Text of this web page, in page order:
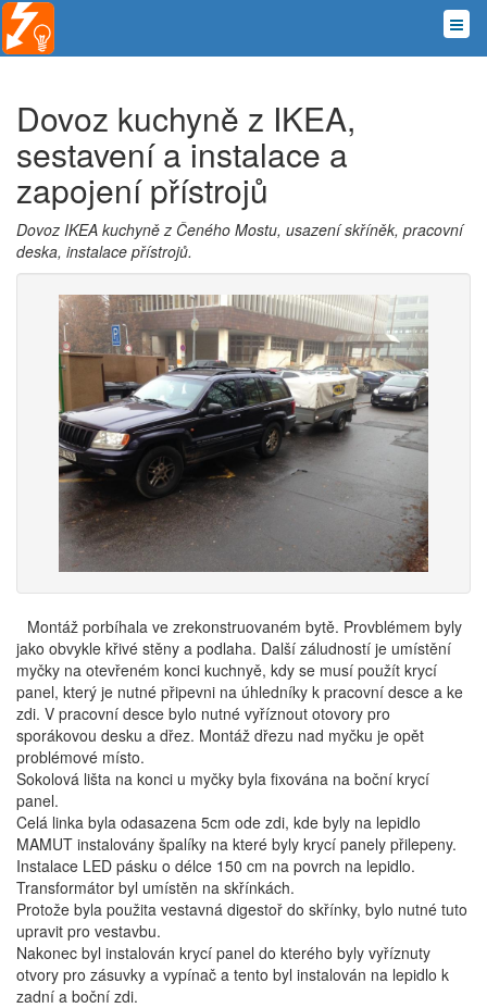
Dovoz kuchyně z IKEA,
sestavení a instalace a
zapojení přístrojů
Dovoz IKEA kuchyně z Čeného Mostu, usazení skříněk, pracovní
deska, instalace přístrojů.
Montáž porbíhala ve zrekonstruovaném bytě. Provblémem byly
jako obvykle křivé stěny a podlaha. Další záludností je umístění
myčky na otevřeném konci kuchnyě, kdy se musí použít krycí
panel, který je nutné připevni na úhledníky k pracovní desce a ke
zdi. V pracovní desce bylo nutné vyříznout otovory pro
sporákovou desku a dřez. Montáž dřezu nad myčku je opět
problémové místo.
Sokolová lišta na konci u myčky byla fixována na boční krycí
panel.
Celá linka byla odasazena 5cm ode zdi, kde byly na lepidlo
MAMUT instalovány špalíky na které byly krycí panely přilepeny.
Instalace LED pásku o délce 150 cm na povrch na lepidlo.
Transformátor byl umístěn na skřínkách.
Protože byla použita vestavná digestoř do skřínky, bylo nutné tuto
upravit pro vestavbu.
Nakonec byl instalován krycí panel do kterého byly vyříznuty
otvory pro zásuvky a vypínač a tento byl instalován na lepidlo k
zadní a boční zdi.